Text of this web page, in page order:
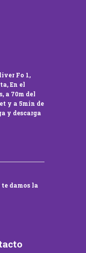
Fo 1,
En el
a 70m del
y a 5min de
y descarga
damos la